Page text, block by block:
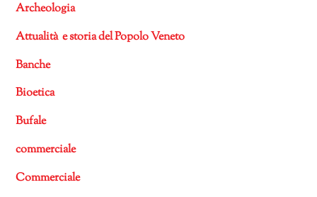
Archeologia
Attualità e storia del Popolo Veneto
Banche
Bioetica
Bufale
commerciale
Commerciale